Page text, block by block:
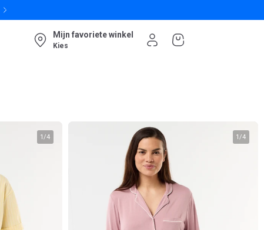
Mijn favoriete winkel
Kies
1/4 1/4